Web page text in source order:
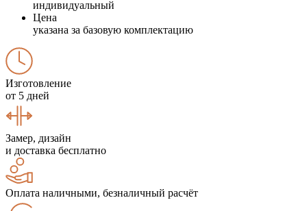
индивидуальный
Цена
указана за базовую комплектацию
Изготовление
от 5 дней
Замер, дизайн
и доставка бесплатно
Оплата наличными, безналичный расчёт